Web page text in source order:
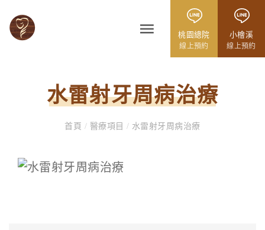
桃園總院
線上預約
小檜溪
線上預約
水雷射牙周病治療
首頁 / 醫療項目 / 水雷射牙周病治療